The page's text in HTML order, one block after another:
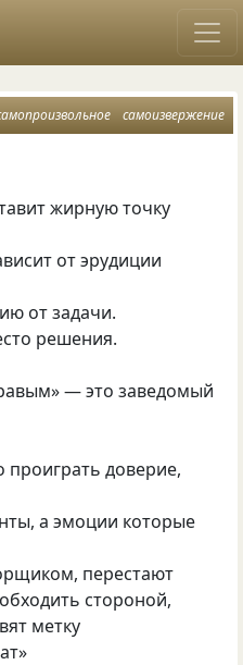
самоизвержение
жирную точку
от эрудиции
от задачи.
решения.
— это заведомый
доверие,
а эмоции которые
перестают
стороной,
метку